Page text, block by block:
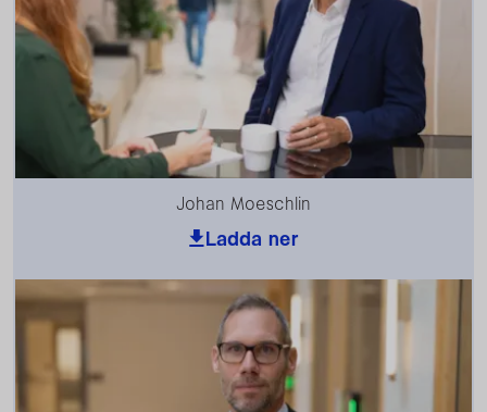
Johan Moeschlin
Ladda ner